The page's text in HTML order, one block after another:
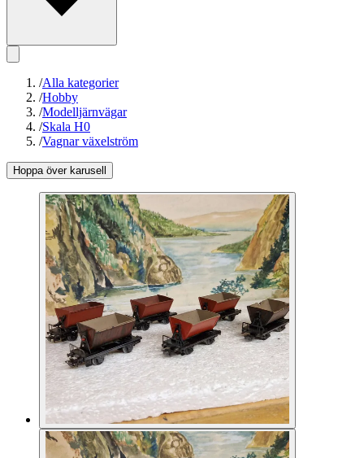
/Alla kategorier
/Hobby
/Modelljärnvägar
/Skala H0
/Vagnar växelström
Hoppa över karusell